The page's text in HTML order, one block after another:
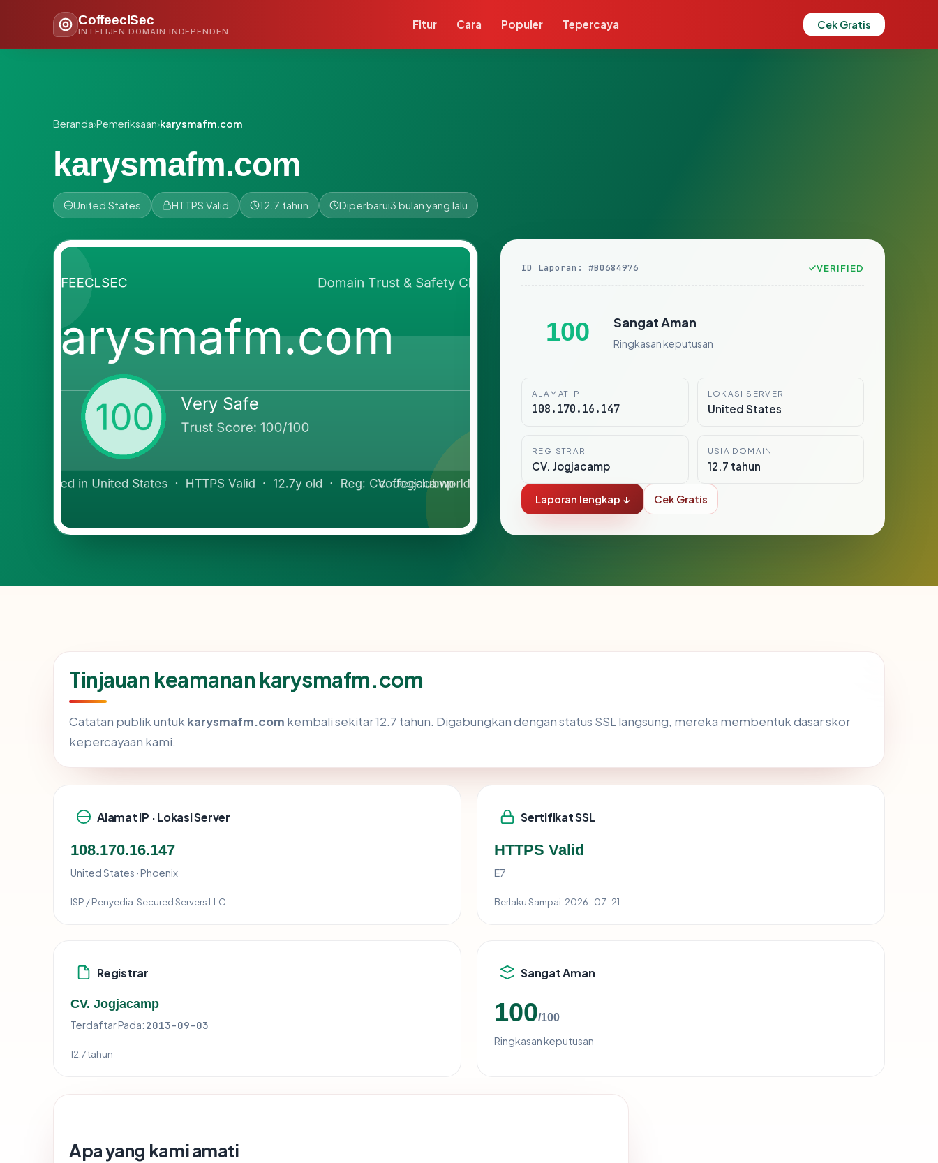
CoffeeclSec
INTELIJEN DOMAIN INDEPENDEN
Fitur Cara Populer Tepercaya Cek Gratis
Beranda›Pemeriksaan›karysmafm.com
karysmafm.com
United States HTTPS Valid 12.7 tahun Diperbarui3 bulan yang lalu
ID Laporan: #B0684976 VERIFIED
100 Sangat Aman
Ringkasan keputusan
ALAMAT IP
108.170.16.147
LOKASI SERVER
United States
REGISTRAR
CV. Jogjacamp
USIA DOMAIN
12.7 tahun
Laporan lengkap ↓ Cek Gratis
Tinjauan keamanan karysmafm.com
Catatan publik untuk karysmafm.com kembali sekitar 12.7 tahun. Digabungkan dengan status SSL langsung, mereka membentuk dasar skor
kepercayaan kami.
Alamat IP · Lokasi Server
108.170.16.147
United States · Phoenix
ISP / Penyedia:Secured Servers LLC
Sertifikat SSL
HTTPS Valid
E7
Berlaku Sampai: 2026-07-21
Registrar
CV. Jogjacamp
Terdaftar Pada: 2013-09-03
12.7 tahun
Sangat Aman
100/100
Ringkasan keputusan
Apa yang kami amati